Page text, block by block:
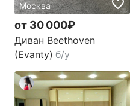
Москва
от 30 000₽
Диван Beethoven
(Evanty) б/у